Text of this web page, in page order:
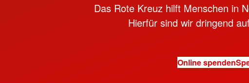
Das Rote Kreuz hilft Menschen in
Hierfür sind wir dringend
Online spenden